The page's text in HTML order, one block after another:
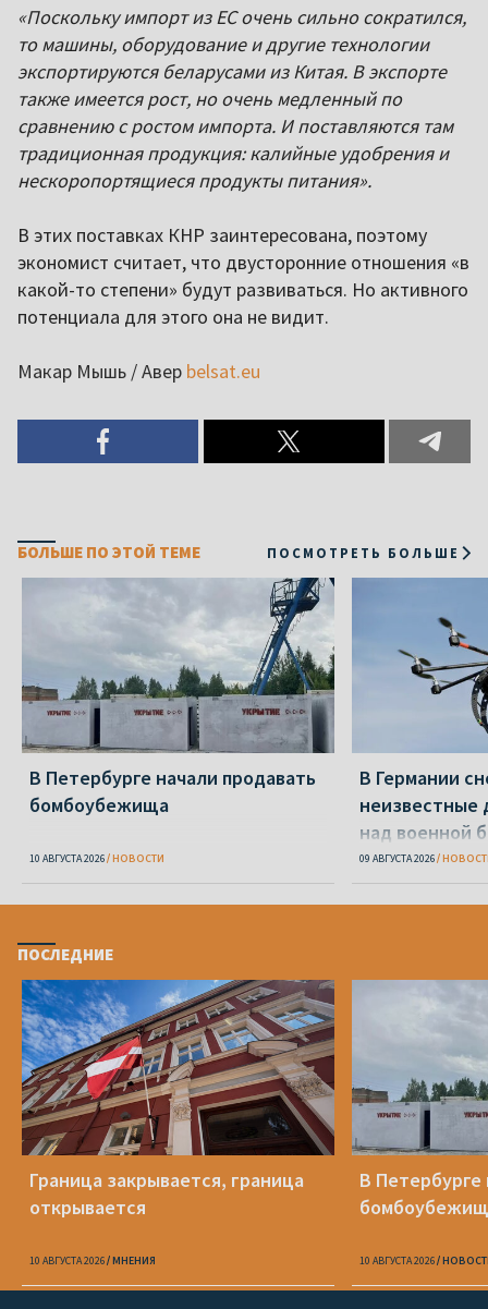
«Поскольку импорт из ЕС очень сильно сократился,
то машины, оборудование и другие технологии
экспортируются беларусами из Китая. В экспорте
также имеется рост, но очень медленный по
сравнению с ростом импорта. И поставляются там
традиционная продукция: калийные удобрения и
нескоропортящиеся продукты питания».
В этих поставках КНР заинтересована, поэтому
экономист считает, что двусторонние отношения «в
какой-то степени» будут развиваться. Но активного
потенциала для этого она не видит.
Макар Мышь / Авер belsat.eu
БОЛЬШЕ ПО ЭТОЙ ТЕМЕ ПОСМОТРЕТЬ БОЛЬШЕ
В Петербурге начали продавать
бомбоубежища
10 АВГУСТА 2026 НОВОСТИ
В Германии
неизвестные
над военной
09 АВГУСТА 2026
ПОСЛЕДНИЕ
Граница закрывается, граница
открывается
10 АВГУСТА 2026 МНЕНИЯ
В Петербурге
10 АВГУСТА 2026